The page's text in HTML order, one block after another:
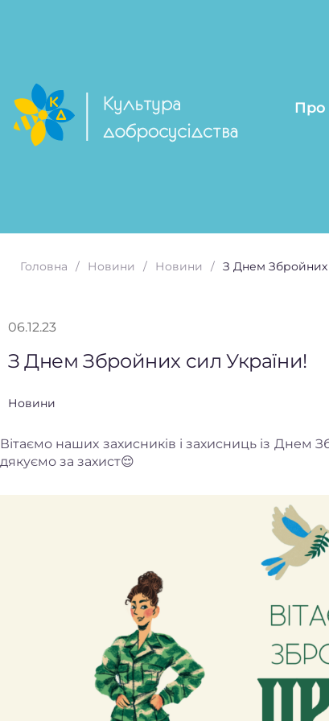
Про
Головна Новини Новини З Днем Збройних
06.12.23
З Днем Збройних сил України!
Новини
Вітаємо наших захисників і захисниць із Днем
дякуємо за захист😌